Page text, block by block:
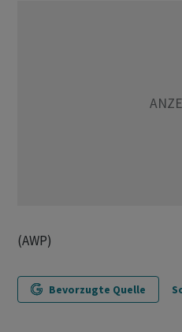
(AWP)
Bevorzugte Quelle